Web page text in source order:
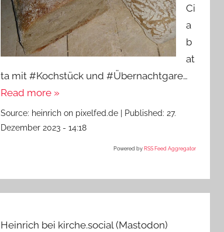
Ci
a
b
at
ta mit #Kochstück und #Übernachtgare…
Read more »
Source: heinrich on pixelfed.de | Published:27.
Dezember 2023 - 14:18
Powered by RSS Feed Aggregator
Heinrich bei kirche.social (Mastodon)